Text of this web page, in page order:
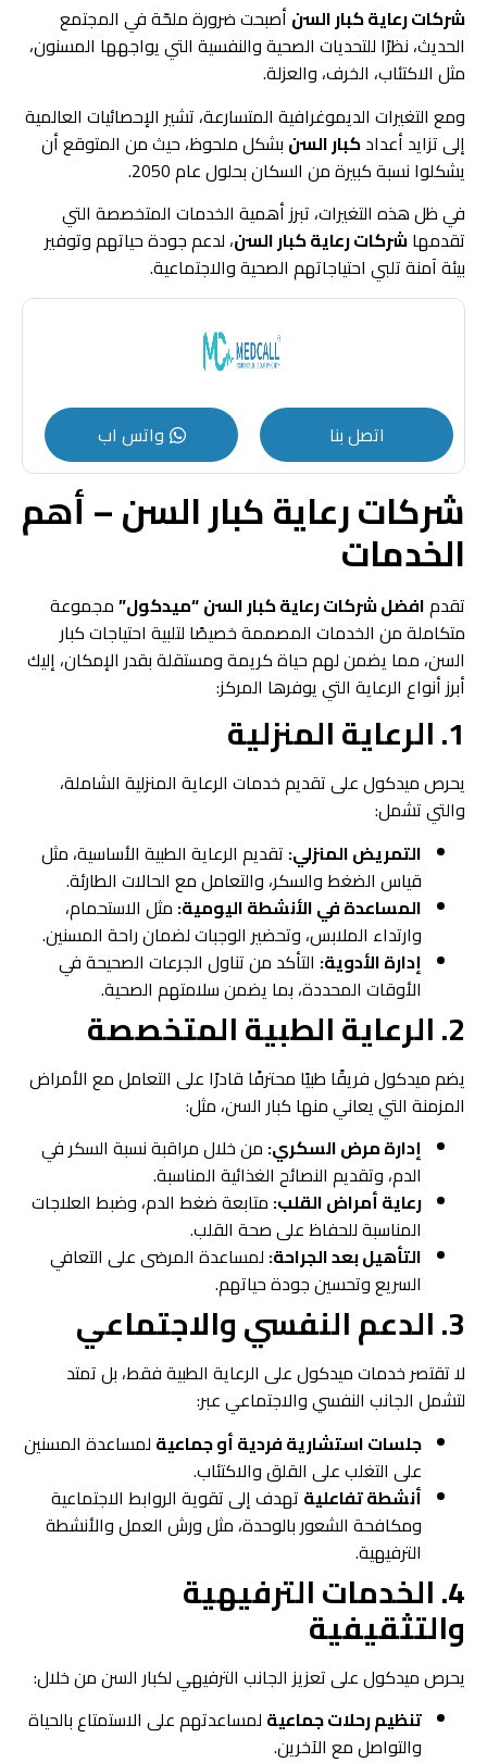
شركات رعاية كبار السن أصبحت ضرورة ملحّة في المجتمع
الحديث، نظرًا للتحديات الصحية والنفسية التي يواجهها المسنون،
مثل الاكتئاب، الخرف، والعزلة.
ومع التغيرات الديموغرافية المتسارعة، تشير الإحصائيات العالمية
إلى تزايد أعدادكبار السن بشكل ملحوظ، حيث من المتوقع أن
يشكلوا نسبة كبيرة من السكان بحلول عام 2050.
في ظل هذه التغيرات، تبرز أهمية الخدمات المتخصصة التي
تقدمهاشركات رعاية كبار السن، لدعم جودة حياتهم وتوفير
بيئة آمنة تلبي احتياجاتهم الصحية والاجتماعية.
اتصل بنا واتس اب
شركات رعاية كبار السن – أهم
الخدمات
تقدمافضل شركات رعاية كبار السن“ميدكول”مجموعة
متكاملة من الخدمات المصممة خصيصًا لتلبية احتياجات كبار
السن، مما يضمن لهم حياة كريمة ومستقلة بقدر الإمكان، إليك
أبرز أنواع الرعاية التي يوفرها المركز:
1. الرعاية المنزلية
يحرص ميدكول على تقديم خدمات الرعاية المنزلية الشاملة،
والتي تشمل:
التمريض المنزلي: تقديم الرعاية الطبية الأساسية، مثل
قياس الضغط والسكر، والتعامل مع الحالات الطارئة.
المساعدة في الأنشطة اليومية: مثل الاستحمام،
وارتداء الملابس، وتحضير الوجبات لضمان راحة المسنين.
إدارة الأدوية: التأكد من تناول الجرعات الصحيحة في
الأوقات المحددة، بما يضمن سلامتهم الصحية.
2. الرعاية الطبية المتخصصة
يضم ميدكول فريقًا طبيًا محترفًا قادرًا على التعامل مع الأمراض
المزمنة التي يعاني منها كبار السن، مثل:
إدارة مرض السكري: من خلال مراقبة نسبة السكر في
الدم، وتقديم النصائح الغذائية المناسبة.
رعاية أمراض القلب: متابعة ضغط الدم، وضبط العلاجات
المناسبة للحفاظ على صحة القلب.
التأهيل بعد الجراحة: لمساعدة المرضى على التعافي
السريع وتحسين جودة حياتهم.
3. الدعم النفسي والاجتماعي
لا تقتصر خدمات ميدكول على الرعاية الطبية فقط، بل تمتد
لتشمل الجانب النفسي والاجتماعي عبر:
جلسات استشارية فردية أو جماعية لمساعدة المسنين
على التغلب على القلق والاكتئاب.
أنشطة تفاعلية تهدف إلى تقوية الروابط الاجتماعية
ومكافحة الشعور بالوحدة، مثل ورش العمل والأنشطة
الترفيهية.
4. الخدمات الترفيهية
والتثقيفية
يحرص ميدكول على تعزيز الجانب الترفيهي لكبار السن من خلال:
تنظيم رحلات جماعية لمساعدتهم على الاستمتاع بالحياة
والتواصل مع الآخرين.